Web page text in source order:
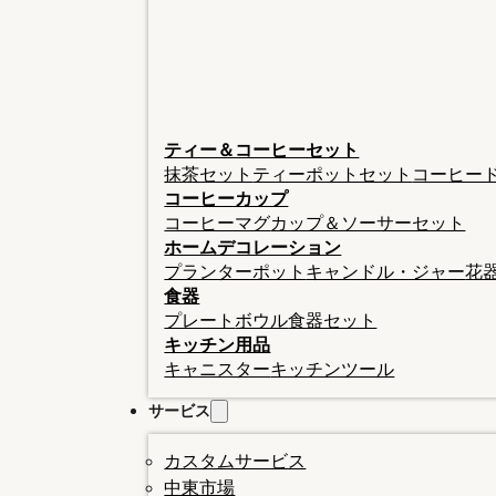
ティー＆コーヒーセット
抹茶セット ティーポットセット コーヒー
コーヒーカップ
コーヒーマグカップ＆ソーサーセット
ホームデコレーション
プランターポット キャンドル・ジャー花
食器
プレートボウル食器セット
キッチン用品
キャニスターキッチンツール
サービス
カスタムサービス
中東市場